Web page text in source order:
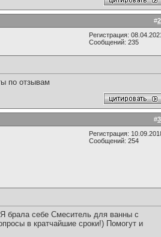
#2
Регистрация:
Сообщений: 235
по отзывам
#3
Регистрация:
Сообщений: 254
Я брала себе Смеситель для ванны с
в кратчайшие сроки!) Помогут и